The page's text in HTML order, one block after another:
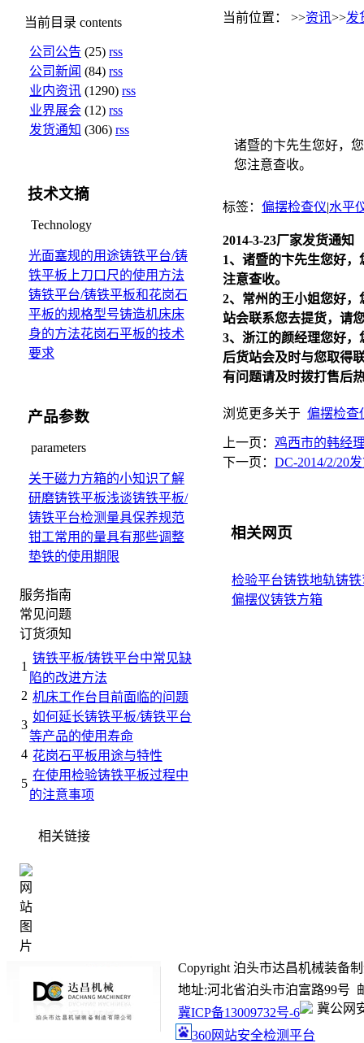
当前目录 contents
公司公告 (25) rss
公司新闻 (84) rss
业内资讯 (1290) rss
业界展会 (12) rss
发货通知 (306) rss
技术文摘
Technology
光面塞规的用途铸铁平台/铸
铁平板上刀口尺的使用方法
铸铁平台/铸铁平板和花岗石
平板的规格型号铸造机床床
身的方法花岗石平板的技术
要求
产品参数
parameters
关于磁力方箱的小知识了解
研磨铸铁平板浅谈铸铁平板/
铸铁平台检测量具保养规范
钳工常用的量具有那些调整
垫铁的使用期限
服务指南
常见问题
订货须知
1
铸铁平板/铸铁平台中常见缺
陷的改进方法
2 机床工作台目前面临的问题
3
如何延长铸铁平板/铸铁平台
等产品的使用寿命
4 花岗石平板用途与特性
5
在使用检验铸铁平板过程中
的注意事项
当前位置： >>资讯>>发
诸暨的卞先生您好，
您注意查收。
标签： 偏摆检查仪|水平
2014-3-23厂家发货通知
1、诸暨的卞先生您好
注意查收。
2、常州的王小姐您好
站会联系您去提货，请
3、浙江的颜经理您好
后货站会及时与您取得
有问题请及时拨打售后
浏览更多关于 偏摆检查
上一页： 鸡西市的韩经
下一页： DC-2014/2/20
相关网页
检验平台铸铁地轨铸
偏摆仪铸铁方箱
相关链接
Copyright 泊头市达昌机械装备
地址:河北省泊头市泊富路99号
冀ICP备13009732号-6
冀公网
360网站安全检测平台